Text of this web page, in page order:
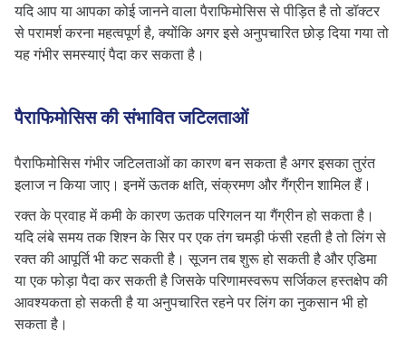
यदि आप या आपका कोई जानने वाला पैराफिमोसिस से पीड़ित है तो डॉक्टर
से परामर्श करना महत्वपूर्ण है, क्योंकि अगर इसे अनुपचारित छोड़ दिया गया तो
यह गंभीर समस्याएं पैदा कर सकता है।
पैराफिमोसिस की संभावित जटिलताओं
पैराफिमोसिसगंभीर जटिलताओं का कारण बन सकता है अगर इसका तुरंत
इलाज न किया जाए। इनमें ऊतक क्षति, संक्रमण और गैंग्रीन शामिल हैं।
रक्त के प्रवाह में कमी के कारण ऊतक परिगलन या गैंग्रीन हो सकता है।
यदि लंबे समय तक शिश्न के सिर पर एक तंग चमड़ी फंसी रहती है तो लिंग से
रक्त की आपूर्ति भी कट सकती है। सूजन तब शुरू हो सकती है और एडिमा
या एक फोड़ा पैदा कर सकती है जिसके परिणामस्वरूप सर्जिकल हस्तक्षेप की
आवश्यकता हो सकती है या अनुपचारित रहने पर लिंग का नुकसान भी हो
सकता है।